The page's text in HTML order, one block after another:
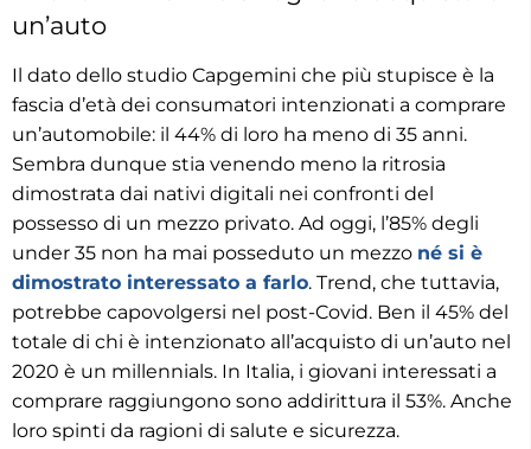
un’auto
Il dato dello studio Capgemini che più stupisce è la
fascia d’età dei consumatori intenzionati a comprare
un’automobile: il 44% di loro ha meno di 35 anni.
Sembra dunque stia venendo meno la ritrosia
dimostrata dai nativi digitali nei confronti del
possesso di un mezzo privato. Ad oggi, l’85% degli
under 35 non ha mai posseduto un mezzo né si è
dimostrato interessato a farlo. Trend, che tuttavia,
potrebbe capovolgersi nel post-Covid. Ben il 45% del
totale di chi è intenzionato all’acquisto di un’auto nel
2020 è un millennials. In Italia, i giovani interessati a
comprare raggiungono sono addirittura il 53%. Anche
loro spinti da ragioni di salute e sicurezza.